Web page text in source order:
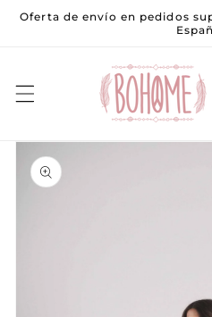
Saltar al
Oferta de envío en pedidos
información
del
producto